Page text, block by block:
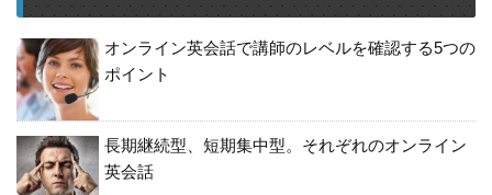
オンライン英会話で講師のレベルを確認する5つの
ポイント
長期継続型、短期集中型。それぞれのオンライン
英会話